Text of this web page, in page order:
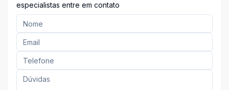
especialistas entre em contato